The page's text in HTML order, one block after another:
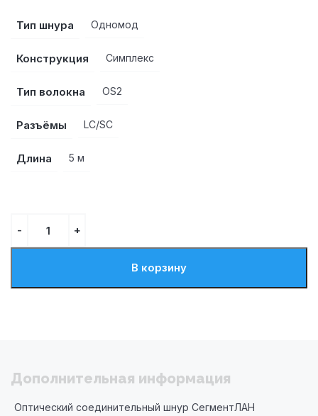
Тип шнура Одномод
Конструкция Симплекс
Тип волокна OS2
Разъёмы LC/SC
Длина 5 м
В корзину
Дополнительная информация
Оптический соединительный шнур СегментЛАН